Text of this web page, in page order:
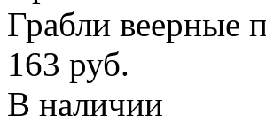
Грабли веерные
163 руб.
В наличии